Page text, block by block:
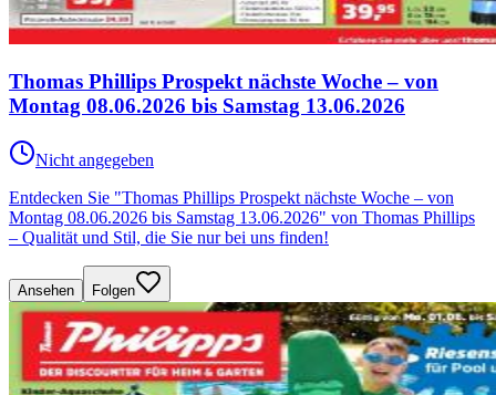
Thomas Phillips Prospekt nächste Woche – von
Montag 08.06.2026 bis Samstag 13.06.2026
Nicht angegeben
Entdecken Sie "Thomas Phillips Prospekt nächste Woche – von
Montag 08.06.2026 bis Samstag 13.06.2026" von Thomas Phillips
– Qualität und Stil, die Sie nur bei uns finden!
Ansehen Folgen